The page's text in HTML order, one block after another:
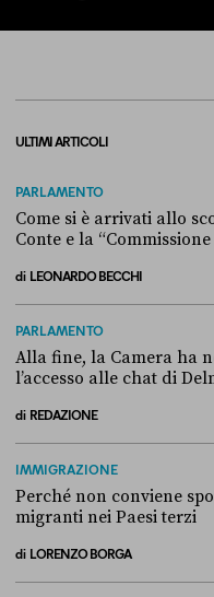
ULTIMI ARTICOLI
PARLAMENTO
Come si è arrivati allo
Conte e la “Commissione
di LEONARDO BECCHI
PARLAMENTO
Alla fine, la Camera ha
l’accesso alle chat di
di REDAZIONE
IMMIGRAZIONE
Perché non conviene
migranti nei Paesi terzi
di LORENZO BORGA